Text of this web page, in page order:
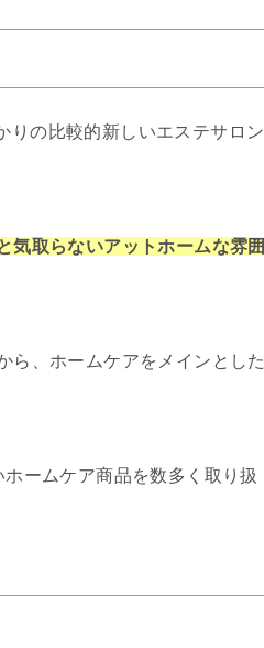
りの比較的新しいエステサロン
気取らないアットホームな雰囲
ら、ホームケアをメインとした
ームケア商品を数多く取り扱